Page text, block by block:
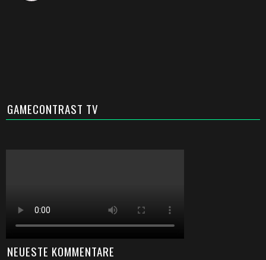
GAMECONTRAST TV
NEUESTE KOMMENTARE